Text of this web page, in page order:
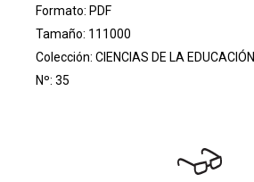
Formato: PDF
Tamaño: 111000
Colección: CIENCIAS DE LA EDUCACIÓN
Nº: 35